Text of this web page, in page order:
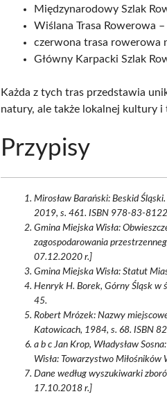
Międzynarodowy Szlak
Wiślana Trasa Rowerowa
czerwona trasa rowerowa
Główny Karpacki Szlak
Każda z tych tras przedstawia
natury, ale także lokalnej kultury i
Przypisy
Mirosław Barański: Beskid
2019, s. 461. ISBN 978-83-
Gmina Miejska Wisła:
zagospodarowania
07.12.2020 r.]
Gmina Miejska Wisła: Statut
Henryk H. Borek, Górny Śląsk w
45.
Robert Mrózek: Nazwy
Katowicach, 1984, s. 68. ISBN
a b c Jan Krop, Władysław
Wisła: Towarzystwo Miłośników
Dane według wyszukiwarki
17.10.2018 r.]